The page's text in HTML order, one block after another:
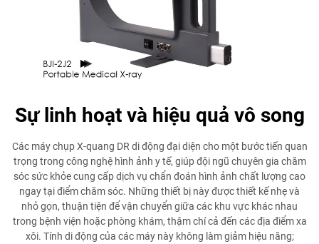
Sự linh hoạt và hiệu quả vô song
Các máy chụp X-quang DR di động đại diện cho một bước tiến quan
trọng trong công nghệ hình ảnh y tế, giúp đội ngũ chuyên gia chăm
sóc sức khỏe cung cấp dịch vụ chẩn đoán hình ảnh chất lượng cao
ngay tại điểm chăm sóc. Những thiết bị này được thiết kế nhẹ và
nhỏ gọn, thuận tiện để vận chuyển giữa các khu vực khác nhau
trong bệnh viện hoặc phòng khám, thậm chí cả đến các địa điểm xa
xôi. Tính di động của các máy này không làm giảm hiệu năng;